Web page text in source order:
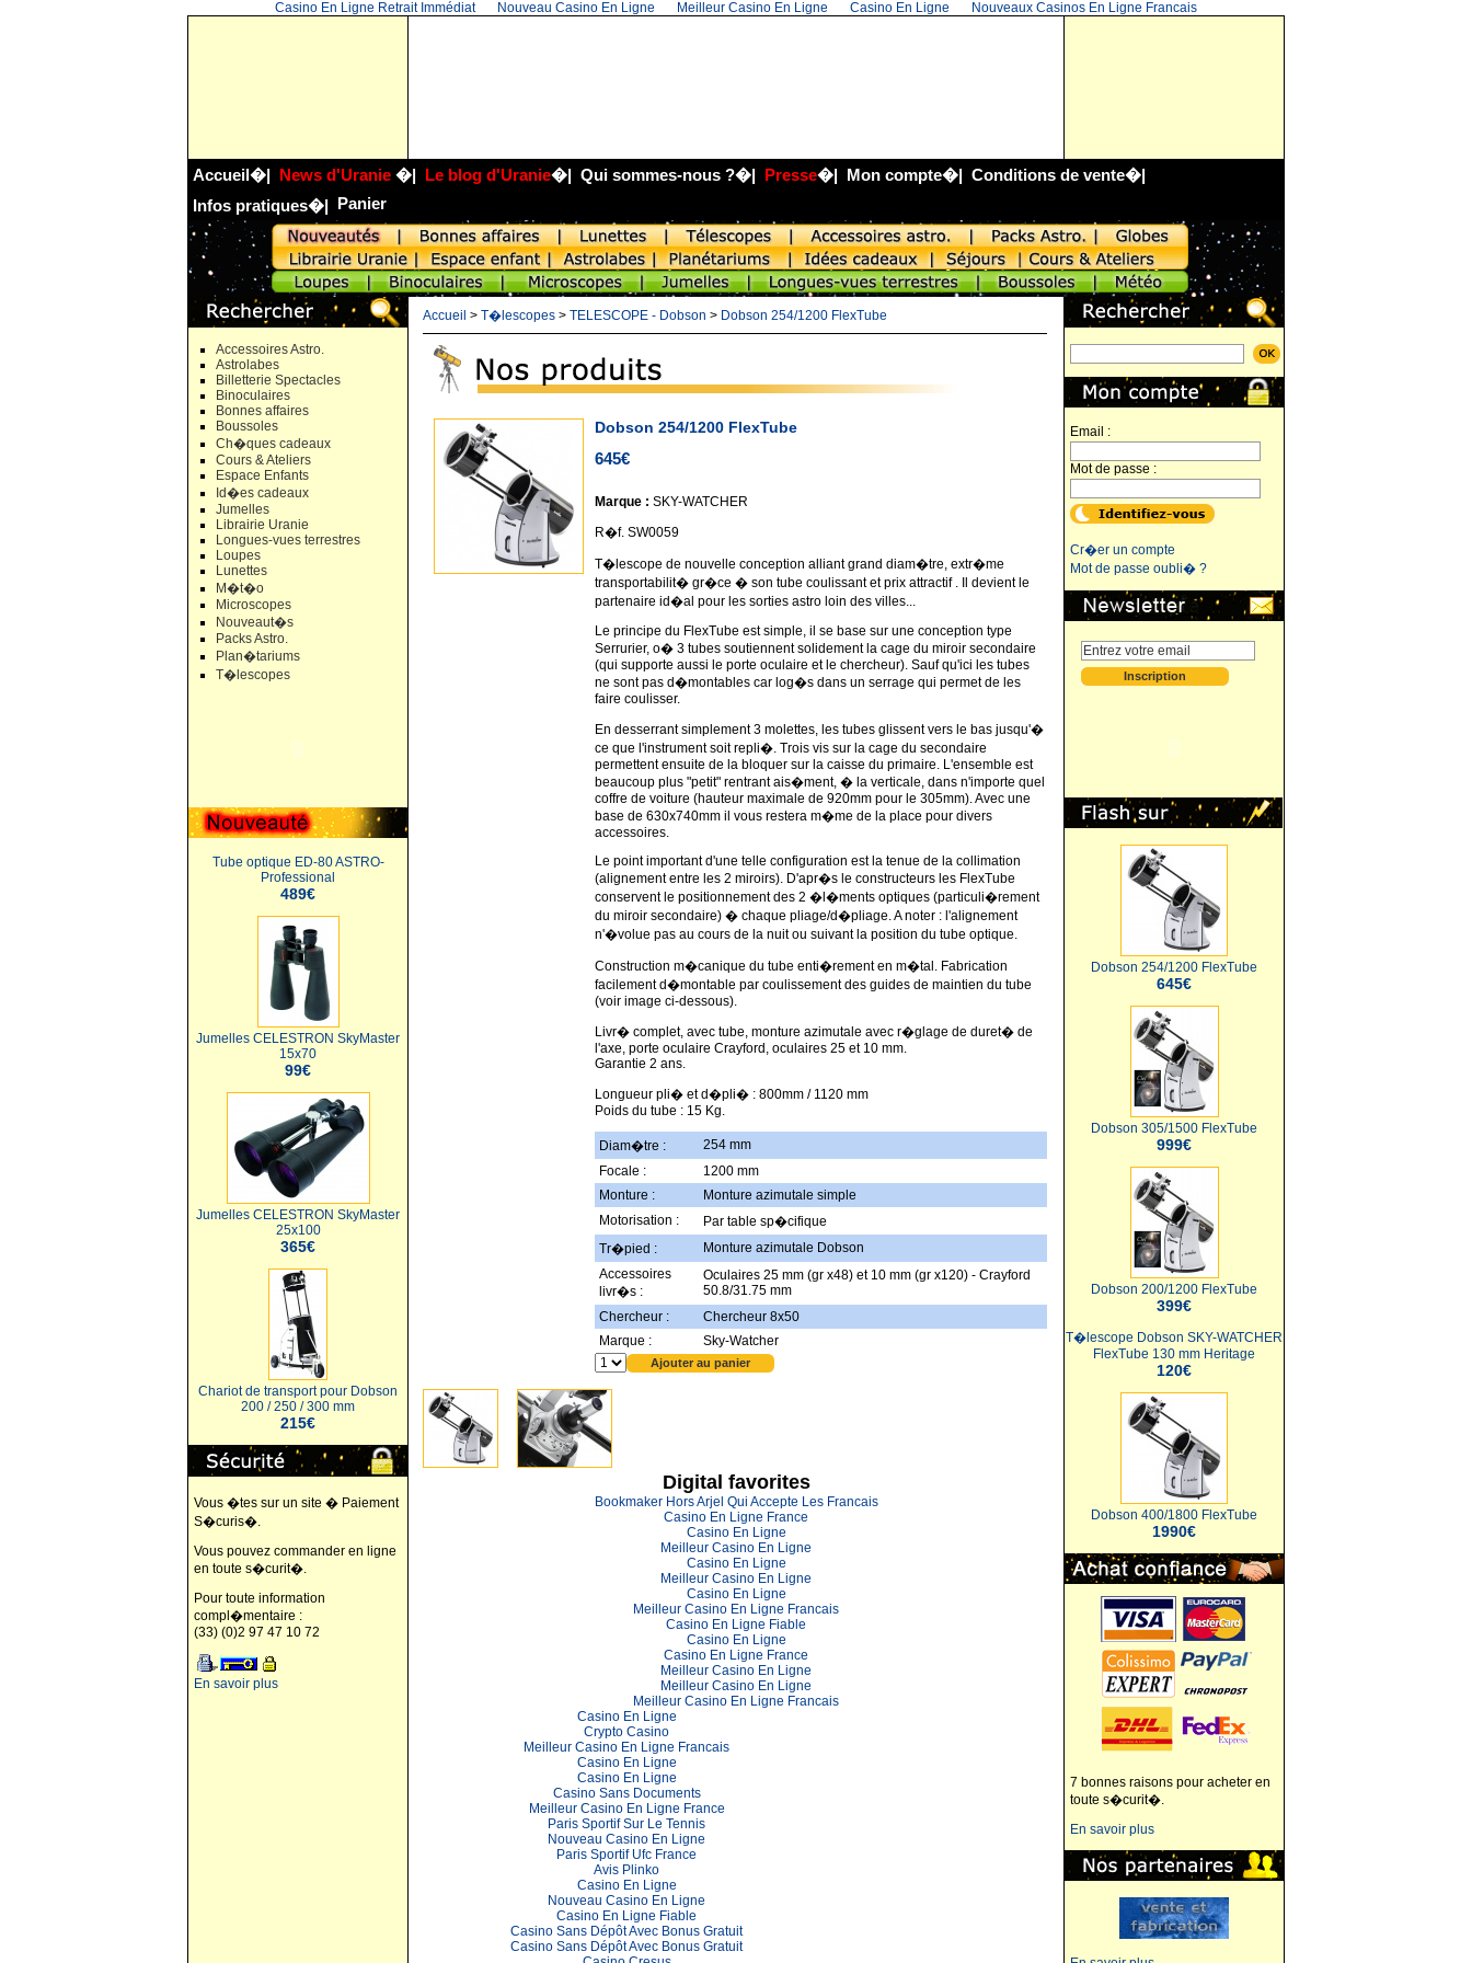
Casino En Ligne Retrait Immédiat Nouveau Casino En Ligne Meilleur Casino En Ligne Casino En Ligne Nouveaux Casinos En Ligne Francais
Accueil�| News d'Uranie �| Le blog d'Uranie�| Qui sommes-nous ?�| Presse�| Mon compte�| Conditions de vente�|
Infos pratiques�| Panier
Accessoires Astro.
Astrolabes
Billetterie Spectacles
Binoculaires
Bonnes affaires
Boussoles
Ch�ques cadeaux
Cours & Ateliers
Espace Enfants
Id�es cadeaux
Jumelles
Librairie Uranie
Longues-vues terrestres
Loupes
Lunettes
M�t�o
Microscopes
Nouveaut�s
Packs Astro.
Plan�tariums
T�lescopes
Tube optique ED-80 ASTRO-
Professional
489€
Jumelles CELESTRON SkyMaster
15x70
99€
Jumelles CELESTRON SkyMaster
25x100
365€
Chariot de transport pour Dobson
200 / 250 / 300 mm
215€
Vous �tes sur un site � Paiement
S�curis�.
Vous pouvez commander en ligne
en toute s�curit�.
Pour toute information
compl�mentaire :
(33) (0)2 97 47 10 72
En savoir plus
Accueil > T�lescopes > TELESCOPE - Dobson > Dobson 254/1200 FlexTube
Dobson 254/1200 FlexTube
645€
Marque : SKY-WATCHER
R�f. SW0059
T�lescope de nouvelle conception alliant grand diam�tre, extr�me
transportabilit� gr�ce � son tube coulissant et prix attractif . Il devient le
partenaire id�al pour les sorties astro loin des villes...
Le principe du FlexTube est simple, il se base sur une conception type
Serrurier, o� 3 tubes soutiennent solidement la cage du miroir secondaire
(qui supporte aussi le porte oculaire et le chercheur). Sauf qu'ici les tubes
ne sont pas d�montables car log�s dans un serrage qui permet de les
faire coulisser.
En desserrant simplement 3 molettes, les tubes glissent vers le bas jusqu'�
ce que l'instrument soit repli�. Trois vis sur la cage du secondaire
permettent ensuite de la bloquer sur la caisse du primaire. L'ensemble est
beaucoup plus "petit" rentrant ais�ment, � la verticale, dans n'importe quel
coffre de voiture (hauteur maximale de 920mm pour le 305mm). Avec une
base de 630x740mm il vous restera m�me de la place pour divers
accessoires.
Le point important d'une telle configuration est la tenue de la collimation
(alignement entre les 2 miroirs). D'apr�s le constructeurs les FlexTube
conservent le positionnement des 2 �l�ments optiques (particuli�rement
du miroir secondaire) � chaque pliage/d�pliage. A noter : l'alignement
n'�volue pas au cours de la nuit ou suivant la position du tube optique.
Construction m�canique du tube enti�rement en m�tal. Fabrication
facilement d�montable par coulissement des guides de maintien du tube
(voir image ci-dessous).
Livr� complet, avec tube, monture azimutale avec r�glage de duret� de
l'axe, porte oculaire Crayford, oculaires 25 et 10 mm.
Garantie 2 ans.
Longueur pli� et d�pli� : 800mm / 1120 mm
Poids du tube : 15 Kg.
Diam�tre :
254 mm
Focale :
1200 mm
Monture :
Monture azimutale simple
Motorisation :
Par table sp�cifique
Tr�pied :
Monture azimutale Dobson
Accessoires
livr�s :
Oculaires 25 mm (gr x48) et 10 mm (gr x120) - Crayford
50.8/31.75 mm
Chercheur :
Chercheur 8x50
Marque :
Sky-Watcher
Email :
Mot de passe :
Cr�er un compte
Mot de passe oubli� ?
Dobson 254/1200 FlexTube
645€
Dobson 305/1500 FlexTube
999€
Dobson 200/1200 FlexTube
399€
T�lescope Dobson SKY-WATCHER
FlexTube 130 mm Heritage
120€
Dobson 400/1800 FlexTube
1990€
7 bonnes raisons pour acheter en
toute s�curit�.
En savoir plus
Digital favorites
Bookmaker Hors Arjel Qui Accepte Les Francais
Casino En Ligne France
Casino En Ligne
Meilleur Casino En Ligne
Casino En Ligne
Meilleur Casino En Ligne
Casino En Ligne
Meilleur Casino En Ligne Francais
Casino En Ligne Fiable
Casino En Ligne
Casino En Ligne France
Meilleur Casino En Ligne
Meilleur Casino En Ligne
Meilleur Casino En Ligne Francais
Casino En Ligne
Crypto Casino
Meilleur Casino En Ligne Francais
Casino En Ligne
Casino En Ligne
Casino Sans Documents
Meilleur Casino En Ligne France
Paris Sportif Sur Le Tennis
Nouveau Casino En Ligne
Paris Sportif Ufc France
Avis Plinko
Casino En Ligne
Nouveau Casino En Ligne
Casino En Ligne Fiable
Casino Sans Dépôt Avec Bonus Gratuit
Casino Sans Dépôt Avec Bonus Gratuit